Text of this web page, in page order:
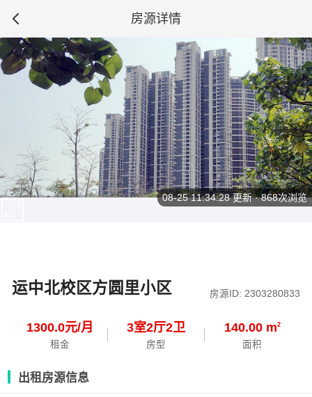
房源详情
运中北校区方圆里小区 房源ID: 2303280833
1300.0元/月
租金
3室2厅2卫
房型
140.00 m2
面积
08-25 11:34:28更新 · 868次浏览
出租房源信息